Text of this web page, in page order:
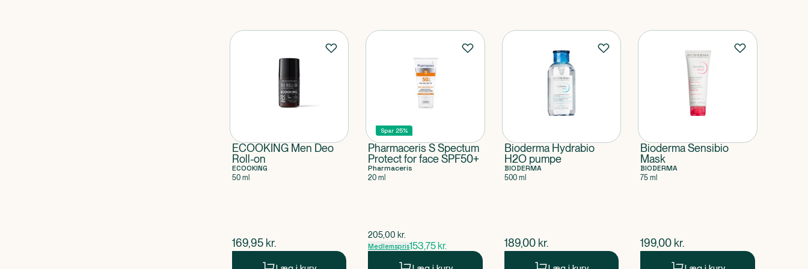
ECOOKING Men Deo
Roll-on
ECOOKING
50 ml
$nuværende pris
169,95 kr.
Spar 25%
Pharmaceris S Spectum
Protect for face SPF50+
Pharmaceris
20 ml
$gammel pris
205,00 kr.
Medlemspris153,75 kr.
Bioderma Hydrabio
H2O pumpe
BIODERMA
500 ml
$nuværende pris
189,00 kr.
Bioderma Sensibio
Mask
BIODERMA
75 ml
$nuværende pris
199,00 kr.